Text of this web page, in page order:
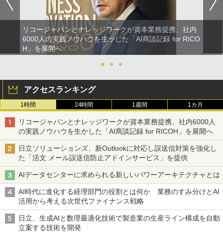
リコージャパンとナレッジワークが資本業務提携、社内
6000人の実践ノウハウを生かした「AI商談記録 for RICO
H」を展開へ
●
● ●
アクセスランキング
1時間 24時間 1週間 1カ月
リコージャパンとナレッジワークが資本業務提携、社内6000人
の実践ノウハウを生かした「AI商談記録 for RICOH」を展開へ
日立ソリューションズ、新Outlookに対応し誤送信対策を強化し
た「活文 メール誤送信防止アドインサービス」を提供
AIデータセンターに求められる新しいパワーアーキテクチャとは
AI時代に進化する経理部門の役割とは何か 業務のすみ分けとAI
活用から考える次世代ファイナンス戦略
日立、生成AIと数理最適化技術で製造業の生産ライン構成を自動
立案する技術を開発